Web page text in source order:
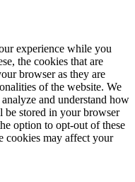
experience while you
the cookies that are
browser as they are
of the website. We
and understand how
be stored in your browser
option to opt-out of these
cookies may affect your